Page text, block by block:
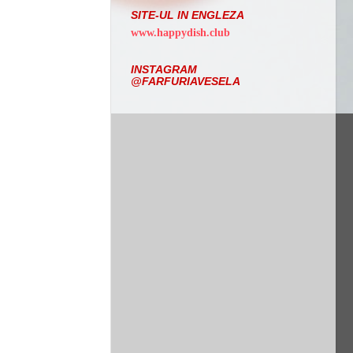
SITE-UL IN ENGLEZA
www.happydish.club
INSTAGRAM
@FARFURIAVESELA